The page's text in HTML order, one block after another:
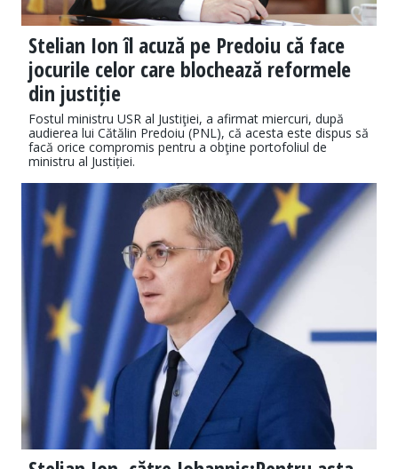
Stelian Ion îl acuză pe Predoiu că face
jocurile celor care blochează reformele
din justiție
Fostul ministru USR al Justiţiei, a afirmat miercuri, după
audierea lui Cătălin Predoiu (PNL), că acesta este dispus să
facă orice compromis pentru a obţine portofoliul de
ministru al Justiției.